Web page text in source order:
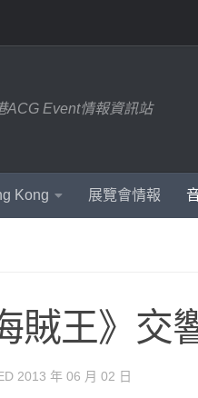
ACG Event情報資訊站
Kong 展覽會情報
賊王》交
2013 年 06 月 02 日